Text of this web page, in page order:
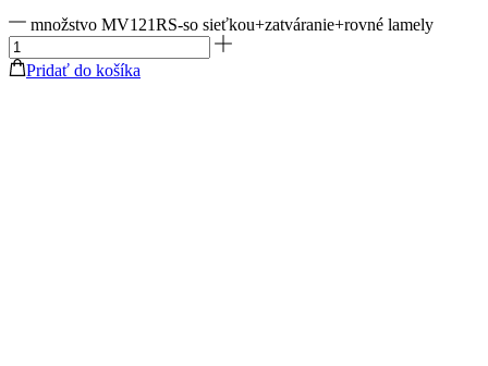
množstvo MV121RS-so sieťkou+zatváranie+rovné lamely
Pridať do košíka